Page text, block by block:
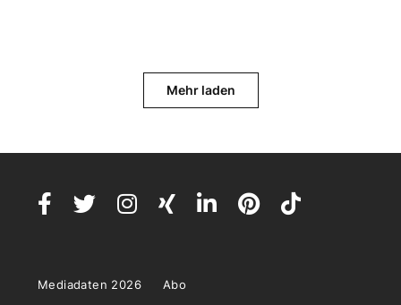
Mehr laden
Mediadaten 2026 Abo